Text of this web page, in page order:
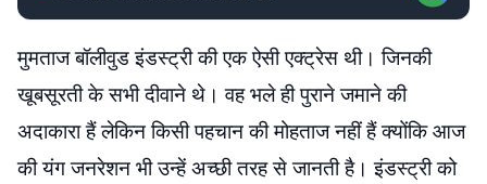
मुमताज बॉलीवुड इंडस्ट्री की एक ऐसी एक्ट्रेस थी। जिनकी
खूबसूरती के सभी दीवाने थे। वह भले ही पुराने जमाने की
अदाकारा हैं लेकिन किसी पहचान की मोहताज नहीं हैं क्योंकि आज
की यंग जनरेशन भी उन्हें अच्छी तरह से जानती है। इंडस्ट्री को